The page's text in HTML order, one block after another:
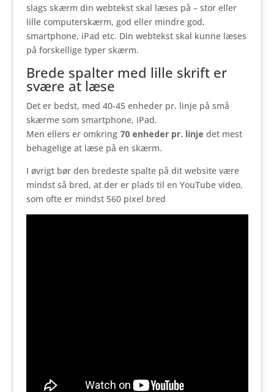
slags skærm din webtekst skal læses på – stor eller
lille computerskærm, god eller mindre god,
smartphone, iPad etc. Din webtekst skal kunne læses
på forskellige typer skærm.
Brede spalter med lille skrift er
svære at læse
Det er bedst, med 40-45 enheder pr. linje på små
skærme som smartphone, iPad.
Men ellers er omkring 70 enheder pr. linje det mest
behagelige at læse på en skærm.
I øvrigt bør den bredeste spalte på dit website være
mindst så bred, at der er plads til en YouTube video,
som ofte er mindst 560 pixel bred